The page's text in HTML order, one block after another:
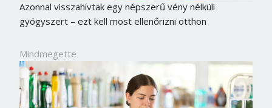
Azonnal visszahívtak egy népszerű vény nélküli
gyógyszert – ezt kell most ellenőrizni otthon
Mindmegette